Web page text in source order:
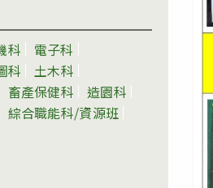
科
電子科
科
土木科
畜產保健科
造園科
綜合職能科/資源班